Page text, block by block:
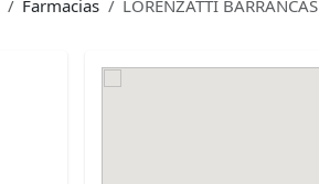
Farmacias LORENZATTI BARRANCAS